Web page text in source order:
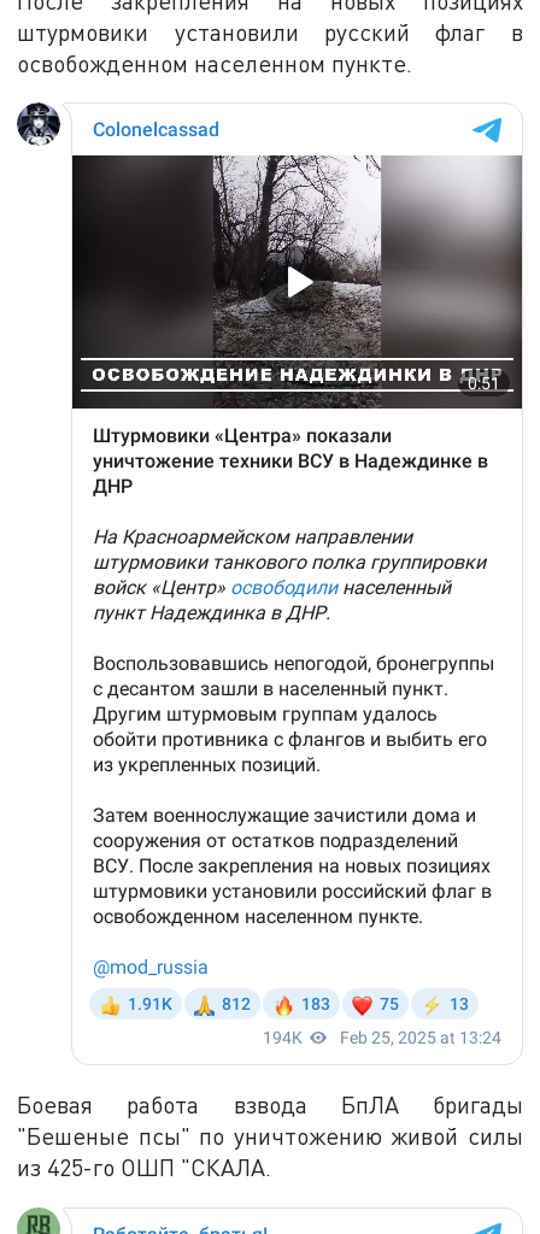
штурмовики установили русский флаг в
освобожденном населенном пункте.
Боевая работа взвода БпЛА бригады
"Бешеные псы" по уничтожению живой силы
из 425-го ОШП "СКАЛА.